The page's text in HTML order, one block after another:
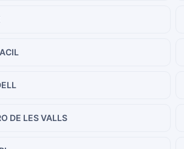
DE LES VALLS